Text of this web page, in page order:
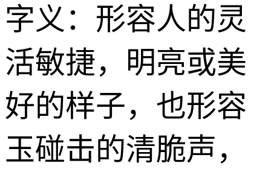
字义：形容人的灵
活敏捷，明亮或美
好的样子，也形容
玉碰击的清脆声，